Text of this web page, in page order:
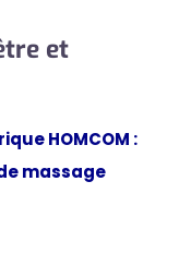
et
HOMCOM :
massage